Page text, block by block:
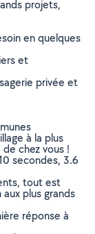
projets,
en quelques
et
privée et
à la plus
chez vous !
secondes, 3.6
tout est
plus grands
réponse à